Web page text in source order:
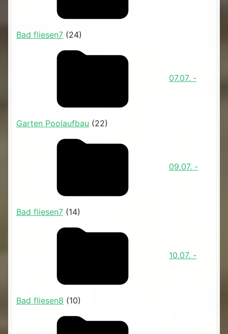
Bad fliesen7 (24)
07.07. -
Garten Poolaufbau (22)
09.07. -
Bad fliesen7 (14)
10.07. -
Bad fliesen8 (10)